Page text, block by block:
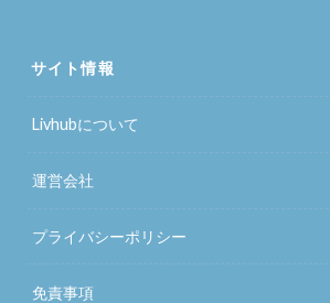
サイト情報
Livhubについて
運営会社
プライバシーポリシー
免責事項